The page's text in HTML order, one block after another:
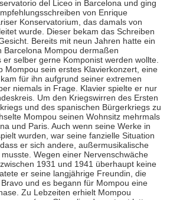
del Liceo in Barcelona und ging
von Enrique
Konservatorium, das damals von
wurde. Dieser bekam das Schreiben
Bereits mit neun Jahren hatte ein
Barcelona Mompou dermaßen
er selber gerne Komponist werden wollte.
Mompou sein erstes Klavierkonzert, eine
für ihn aufgrund seiner extremen
niemals in Frage. Klavier spielte er nur
Um den Kriegswirren des Ersten
und des spanischen Bürgerkriegs zu
Mompou seinen Wohnsitz mehrmals
und Paris. Auch wenn seine Werke in
wurden, war seine fanzielle Situation
er sich andere, außermusikalische
Wegen einer Nervenschwäche
1931 und 1941 überhaupt keine
er seine langjährige Freundin, die
und es begann für Mompou eine
Zu Lebzeiten erhielt Mompou